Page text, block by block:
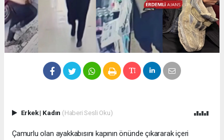
Erkek| Kadın (Haberi Sesli Oku)
Çamurlu olan ayakkabısını kapının önünde çıkararak içeri